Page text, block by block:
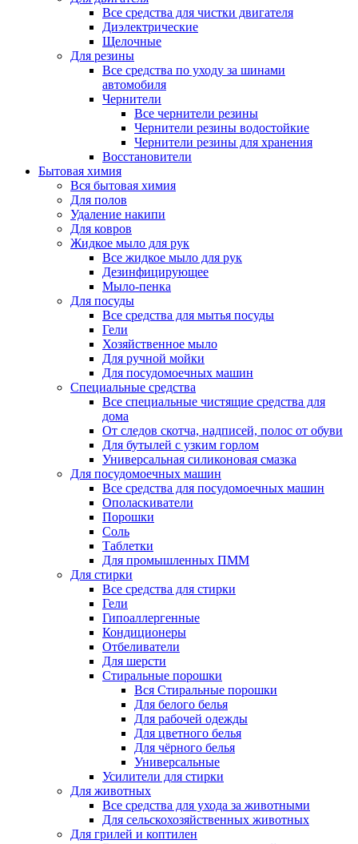
Все средства для чистки двигателя
Диэлектрические
Щелочные
Для резины
Все средства по уходу за шинами
автомобиля
Чернители
Все чернители резины
Чернители резины водостойкие
Чернители резины для хранения
Восстановители
Бытовая химия
Вся бытовая химия
Для полов
Удаление накипи
Для ковров
Жидкое мыло для рук
Все жидкое мыло для рук
Дезинфицирующее
Мыло-пенка
Для посуды
Все средства для мытья посуды
Гели
Хозяйственное мыло
Для ручной мойки
Для посудомоечных машин
Специальные средства
Все специальные чистящие средства для
дома
От следов скотча, надписей, полос от обуви
Для бутылей с узким горлом
Универсальная силиконовая смазка
Для посудомоечных машин
Все средства для посудомоечных машин
Ополаскиватели
Порошки
Соль
Таблетки
Для промышленных ПММ
Для стирки
Все средства для стирки
Гели
Гипоаллергенные
Кондиционеры
Отбеливатели
Для шерсти
Стиральные порошки
Вся Стиральные порошки
Для белого белья
Для рабочей одежды
Для цветного белья
Для чёрного белья
Универсальные
Усилители для стирки
Для животных
Все средства для ухода за животными
Для сельскохозяйственных животных
Для грилей и коптилен